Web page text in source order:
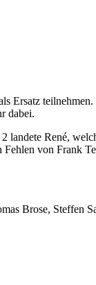
Ersatz
dabei.
René,
von Frank
Brose, Steffen